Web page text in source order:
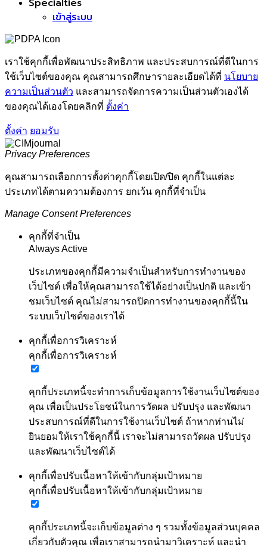
Specialties
เข้าสู่ระบบ
เราใช้คุกกี้เพื่อพัฒนาประสิทธิภาพ และประสบการณ์ที่ดีในการ
ใช้เว็บไซต์ของคุณ คุณสามารถศึกษารายละเอียดได้ที่ นโยบาย
ความเป็นส่วนตัว และสามารถจัดการความเป็นส่วนตัวเองได้
ของคุณได้เองโดยคลิกที่ ตั้งค่า
ตั้งค่า ยอมรับ
Privacy Preferences
คุณสามารถเลือกการตั้งค่าคุกกี้โดยเปิด/ปิด คุกกี้ในแต่ละ
ประเภทได้ตามความต้องการ ยกเว้น คุกกี้ที่จำเป็น
Manage Consent Preferences
คุกกี้ที่จำเป็น
Always Active
ประเภทของคุกกี้มีความจำเป็นสำหรับการทำงานของ
เว็บไซต์ เพื่อให้คุณสามารถใช้ได้อย่างเป็นปกติ และเข้า
ชมเว็บไซต์ คุณไม่สามารถปิดการทำงานของคุกกี้นี้ใน
ระบบเว็บไซต์ของเราได้
คุกกี้เพื่อการวิเคราะห์
คุกกี้เพื่อการวิเคราะห์
คุกกี้ประเภทนี้จะทำการเก็บข้อมูลการใช้งานเว็บไซต์ของ
คุณ เพื่อเป็นประโยชน์ในการวัดผล ปรับปรุง และพัฒนา
ประสบการณ์ที่ดีในการใช้งานเว็บไซต์ ถ้าหากท่านไม่
ยินยอมให้เราใช้คุกกี้นี้ เราจะไม่สามารถวัดผล ปรับปรุง
และพัฒนาเว็บไซต์ได้
คุกกี้เพื่อปรับเนื้อหาให้เข้ากับกลุ่มเป้าหมาย
คุกกี้เพื่อปรับเนื้อหาให้เข้ากับกลุ่มเป้าหมาย
คุกกี้ประเภทนี้จะเก็บข้อมูลต่าง ๆ รวมทั้งข้อมูลส่วนบุคคล
เกี่ยวกับตัวคุณ เพื่อเราสามารถนำมาวิเคราะห์ และนำ